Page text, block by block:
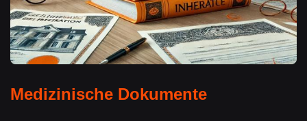
Medizinische Dokumente